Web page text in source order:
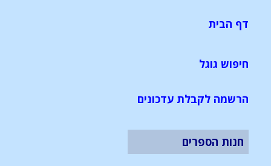
דף הבית
חיפוש גוגל
הרשמה לקבלת עדכונים
חנות הספרים